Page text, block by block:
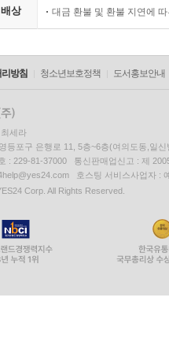
상 대금 환불 및 환불 지연에
방침 청소년보호정책 도서홍보안내
세라
등포구 은행로 11, 5층~6층(여의도동,일신
: 229-81-37000 통신판매업신고 : 제
호스팅 서비스사업자 :
Corp. All Rights Reserved.